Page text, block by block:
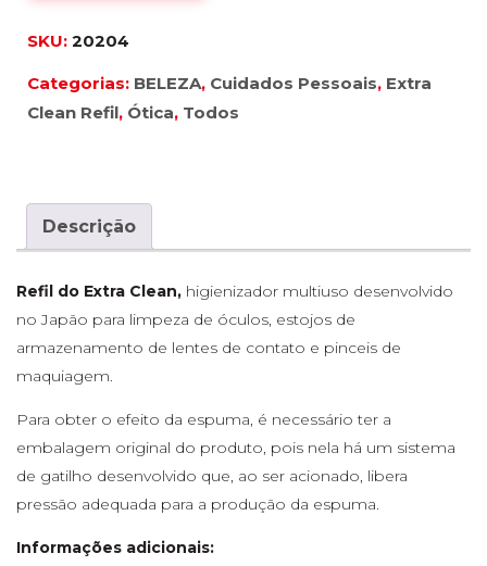
SKU: 20204
Categorias: BELEZA, Cuidados Pessoais, Extra
Clean Refil, Ótica, Todos
Descrição
Refil do Extra Clean, higienizador multiuso desenvolvido
no Japão para limpeza de óculos, estojos de
armazenamento de lentes de contato e pinceis de
maquiagem.
Para obter o efeito da espuma, é necessário ter a
embalagem original do produto, pois nela há um sistema
de gatilho desenvolvido que, ao ser acionado, libera
pressão adequada para a produção da espuma.
Informações adicionais: